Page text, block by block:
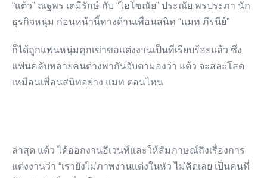
“แต้ว” ณฐพร เตมีรักษ์ กับ “ไฮโซณัย” ประณัย พรประภา นัก
ธุรกิจหนุ่ม ก่อนหน้านี้ทางด้านเพื่อนสนิท “แมท ภีรนีย์”
ก็ได้ถูกแฟนหนุ่มคุกเข่าขอแต่งงานเป็นที่เรียบร้อยแล้ว ซึ่ง
แฟนคลับหลายคนต่างพากันจับตามองว่า แต้ว จะสละโสด
เหมือนเพื่อนสนิทอย่าง แมท ตอนไหน
ล่าสุด แต้ว ได้ออกงานอีเวนท์และให้สัมภาษณ์ถึงเรื่องการ
แต่งงานว่า “เรายังไม่ภาพงานเเต่งในหัว ไม่คิดเลย เป็นคนที่